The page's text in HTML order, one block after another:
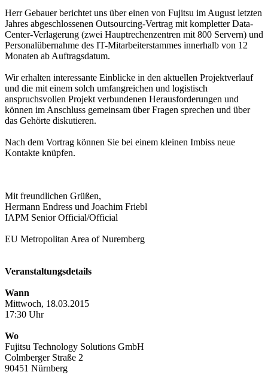
Herr Gebauer berichtet uns über einen von Fujitsu im August letzten
Jahres abgeschlossenen Outsourcing-Vertrag mit kompletter Data-
Center-Verlagerung (zwei Hauptrechenzentren mit 800 Servern) und
Personalübernahme des IT-Mitarbeiterstammes innerhalb von 12
Monaten ab Auftragsdatum.
Wir erhalten interessante Einblicke in den aktuellen Projektverlauf
und die mit einem solch umfangreichen und logistisch
anspruchsvollen Projekt verbundenen Herausforderungen und
können im Anschluss gemeinsam über Fragen sprechen und über
das Gehörte diskutieren.
Nach dem Vortrag können Sie bei einem kleinen Imbiss neue
Kontakte knüpfen.
Mit freundlichen Grüßen,
Hermann Endress und Joachim Friebl
IAPM Senior Official/Official
EU Metropolitan Area of Nuremberg
Veranstaltungsdetails
Wann
Mittwoch, 18.03.2015
17:30 Uhr
Wo
Fujitsu Technology Solutions GmbH
Colmberger Straße 2
90451 Nürnberg